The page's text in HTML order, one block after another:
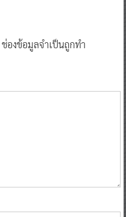
ช่องข้อมูลจำเป็นถูกทำ